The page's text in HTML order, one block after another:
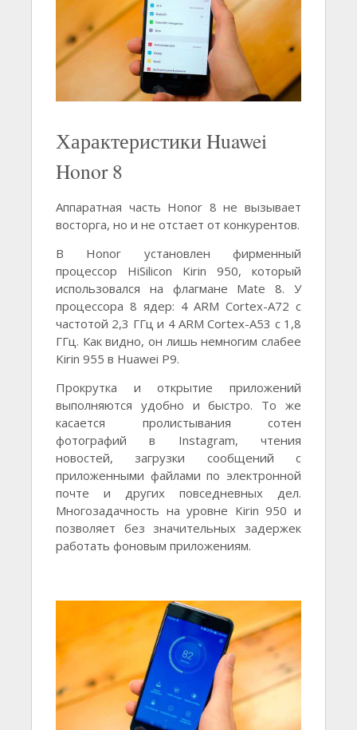
Характеристики Huawei
Honor 8
Аппаратная часть Honor 8 не вызывает
восторга, но и не отстает от конкурентов.
В Honor установлен фирменный
процессор HiSilicon Kirin 950, который
использовался на флагмане Mate 8. У
процессора 8 ядер: 4 ARM Cortex-A72 с
частотой 2,3 ГГц и 4 ARM Cortex-A53 с 1,8
ГГц. Как видно, он лишь немногим слабее
Kirin 955 в Huawei P9.
Прокрутка и открытие приложений
выполняются удобно и быстро. То же
касается пролистывания сотен
фотографий в Instagram, чтения
новостей, загрузки сообщений с
приложенными файлами по электронной
почте и других повседневных дел.
Многозадачность на уровне Kirin 950 и
позволяет без значительных задержек
работать фоновым приложениям.